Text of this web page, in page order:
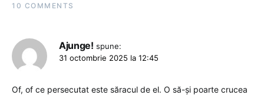
10 COMMENTS
Ajunge! spune:
31 octombrie 2025 la 12:45
Of, of ce persecutat este săracul de el. O să-și poarte crucea